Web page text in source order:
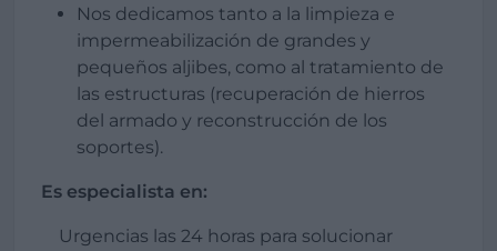
Nos dedicamos tanto a la limpieza e
impermeabilización de grandes y
pequeños aljibes, como al tratamiento de
las estructuras (recuperación de hierros
del armado y reconstrucción de los
soportes).
Es especialista en:
Urgencias las 24 horas para solucionar